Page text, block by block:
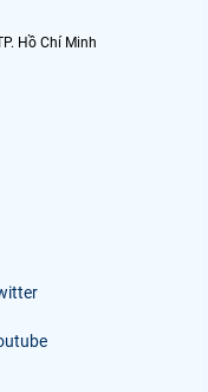
Hồ Chí Minh